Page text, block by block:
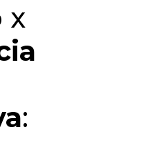
x
: